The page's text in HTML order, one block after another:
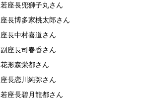
若座長兜獅子丸さん
座長博多家桃太郎さん
座長中村喜道さん
副座長司春香さん
花形森栄都さん
座長恋川純弥さん
若座長碧月龍都さん